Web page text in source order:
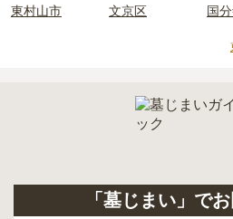
内を取り寄せることができます。
東村山市
文京区 国
「墓じまい」で